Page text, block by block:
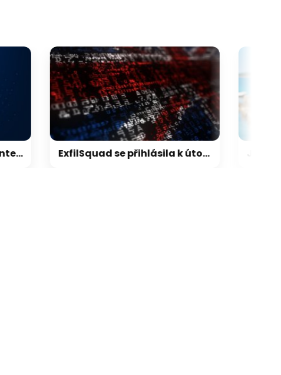
Vědci posunuli kvantový internet. Propojili ho s běžným internetem ExfilSquad se přihlásila k útoku na britskou policii. Žádala výkupné za mlčení